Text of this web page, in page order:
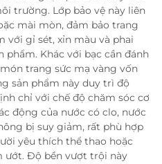
trường. Lớp bảo vệ này liên
mài mòn, đảm bảo trang
với gỉ sét, xỉn màu và phai
Khác với bạc cần đánh
trang sức mạ vàng vốn
sản phẩm này duy trì độ
chỉ với chế độ chăm sóc cơ
động của nước có clo, nước
bị suy giảm, rất phù hợp
yêu thích thể thao hoặc
ướt. Độ bền vượt trội này